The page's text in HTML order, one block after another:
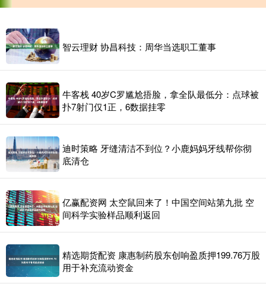
智云理财 协昌科技：周华当选职工董事
牛客栈 40岁C罗尴尬捂脸，拿全队最低分：点球被
扑7射门仅1正，6数据挂零
迪时策略 牙缝清洁不到位？小鹿妈妈牙线帮你彻
底清仓
亿赢配资网 太空鼠回来了！中国空间站第九批 空
间科学实验样品顺利返回
精选期货配资 康惠制药股东创响盈质押199.76万股
用于补充流动资金